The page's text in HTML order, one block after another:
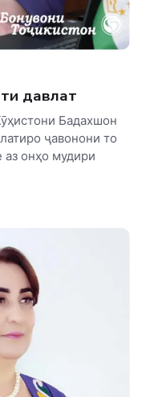
давлатӣ
Бадахшон
ҷавонони то
онҳо мудири